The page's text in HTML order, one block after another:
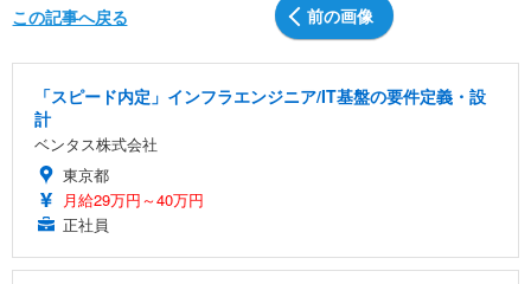
前の画像
この記事へ戻る
「スピード内定」インフラエンジニア/IT基盤の要件定義・設
計
ベンタス株式会社
東京都
月給29万円～40万円
正社員